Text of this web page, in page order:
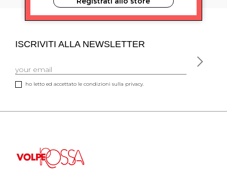
ISCRIVITI ALLA NEWSLETTER
ho letto ed accettato le condizioni sulla privacy.